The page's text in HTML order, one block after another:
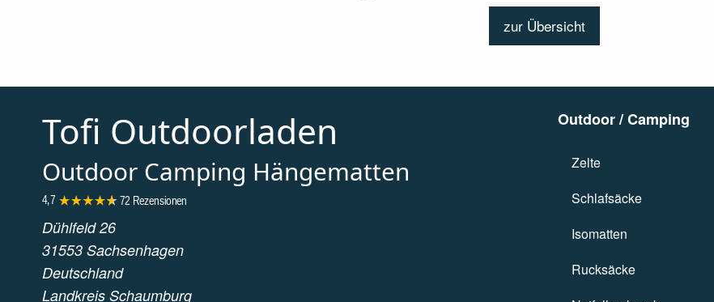
zur Übersicht
Tofi Outdoorladen
Outdoor Camping Hängematten
4,7 72 Rezensionen
Dühlfeld 26
31553 Sachsenhagen
Deutschland
Landkreis Schaumburg
Outdoor / Camping
Zelte
Zelte
Schlafsäcke
Schlafsäcke
Isomatten
Isomatten
Rucksäcke
Rucksäcke